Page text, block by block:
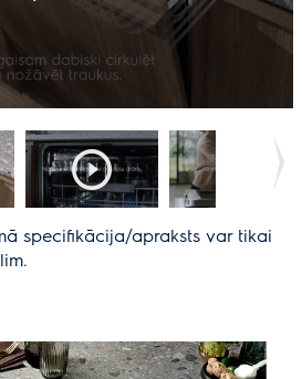
specifikācija/apraksts var tikai